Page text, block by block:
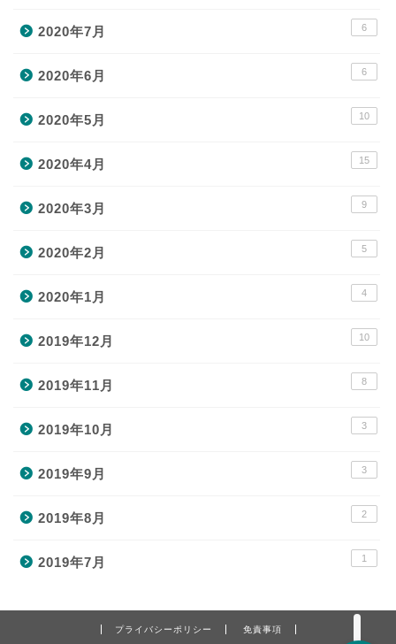
2020年7月 6
2020年6月 6
2020年5月 10
2020年4月 15
2020年3月 9
2020年2月 5
2020年1月 4
2019年12月 10
2019年11月 8
2019年10月 3
2019年9月 3
2019年8月 2
2019年7月 1
プライバシーポリシー 免責事項